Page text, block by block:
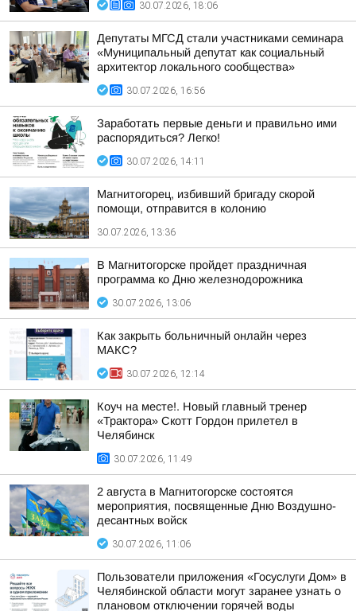
30.07.2026, 18:06
Депутаты МГСД стали участниками семинара
«Муниципальный депутат как социальный
архитектор локального сообщества»
30.07.2026, 16:56
Заработать первые деньги и правильно ими
распорядиться? Легко!
30.07.2026, 14:11
Магнитогорец, избивший бригаду скорой
помощи, отправится в колонию
30.07.2026, 13:36
В Магнитогорске пройдет праздничная
программа ко Дню железнодорожника
30.07.2026, 13:06
Как закрыть больничный онлайн через
МАКС?
30.07.2026, 12:14
Коуч на месте!. Новый главный тренер
«Трактора» Скотт Гордон прилетел в
Челябинск
30.07.2026, 11:49
2 августа в Магнитогорске состоятся
мероприятия, посвященные Дню Воздушно-
десантных войск
30.07.2026, 11:06
Пользователи приложения «Госуслуги Дом» в
Челябинской области могут заранее узнать о
плановом отключении горячей воды